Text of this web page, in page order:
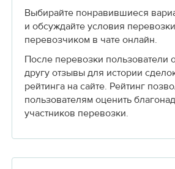
Выбирайте понравившиеся
и обсуждайте условия
перевозчиком в чате онлайн.
После перевозки пользователи
другу отзывы для истории
рейтинга на сайте. Рейтинг
пользователям оценить
участников перевозки.